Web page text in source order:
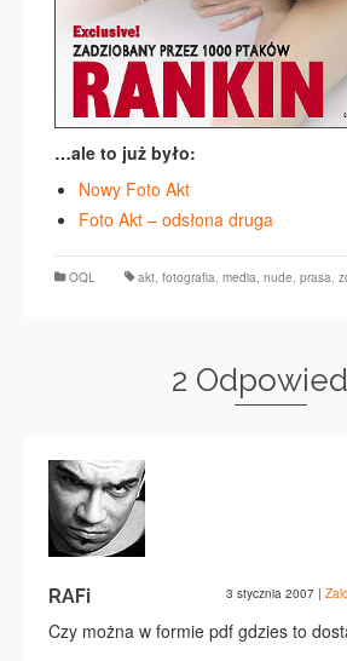
…ale to już było:
Nowy Foto Akt
Foto Akt – odsłona druga
OQL akt, fotografia, media, nude, prasa,
2
RAFi 3 stycznia 2007 |
Czy można w formie pdf gdzies to